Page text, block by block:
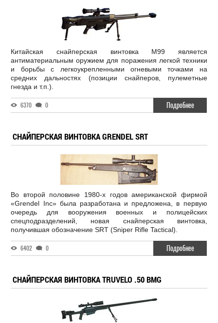
Китайская снайперская винтовка M99 является
антиматериальным оружием для поражения легкой техники
и борьбы с легкоукрепленными огневыми точками на
средних дальностях (позиции снайперов, пулеметные
гнезда и т.п.).
6370 0 Подробнее
СНАЙПЕРСКАЯ ВИНТОВКА GRENDEL SRT
Во второй половине 1980-х годов американской фирмой
«Grendel Inc» была разработана и предложена, в первую
очередь для вооружения военных и полицейских
спецподразделений, новая снайперская винтовка,
получившая обозначение SRT (Sniper Rifle Tactical).
6402 0 Подробнее
СНАЙПЕРСКАЯ ВИНТОВКА TRUVELO .50 BMG